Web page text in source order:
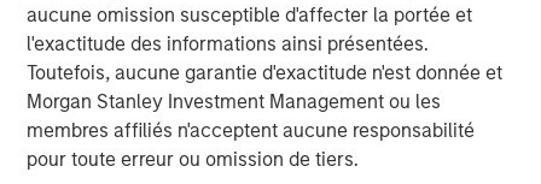
aucune omission susceptible d'affecter la portée et
l'exactitude des informations ainsi présentées.
Toutefois, aucune garantie d'exactitude n'est donnée et
Morgan Stanley Investment Management ou les
membres affiliés n'acceptent aucune responsabilité
pour toute erreur ou omission de tiers.
About Morgan Stanley Investment Management
Morgan Stanley Investment Management, together with
its investment advisory affiliates, has more than 1,200
investment professionals around the world and $1.3
trillion in assets under management or supervision as of
December 31, 2022. Morgan Stanley Investment